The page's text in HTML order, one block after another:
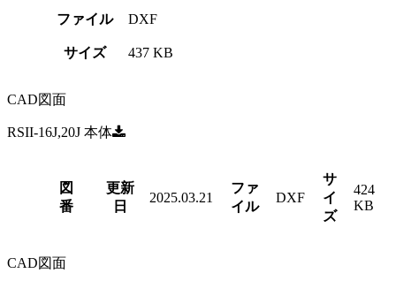
ファイル DXF
サイズ 437 KB
CAD図面
RSII-16J,20J 本体
図
番
更新
日
2025.03.21
ファ
イル
DXF
サ
イ
ズ
424
KB
CAD図面